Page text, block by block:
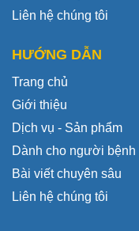
Liên hệ chúng tôi
HƯỚNG DẪN
Trang chủ
Giới thiệu
Dịch vụ - Sản phẩm
Dành cho người bệnh
Bài viết chuyên sâu
Liên hệ chúng tôi